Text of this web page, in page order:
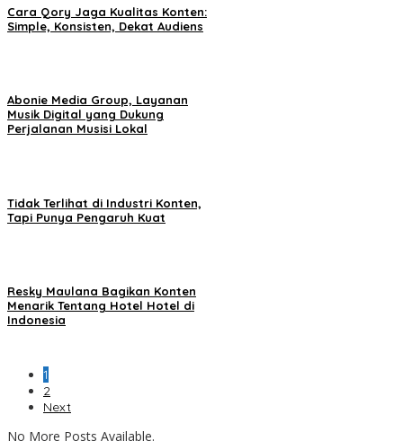
Cara Qory Jaga Kualitas Konten:
Simple, Konsisten, Dekat Audiens
Abonie Media Group, Layanan
Musik Digital yang Dukung
Perjalanan Musisi Lokal
Tidak Terlihat di Industri Konten,
Tapi Punya Pengaruh Kuat
Resky Maulana Bagikan Konten
Menarik Tentang Hotel Hotel di
Indonesia
1
2
Next
No More Posts Available.